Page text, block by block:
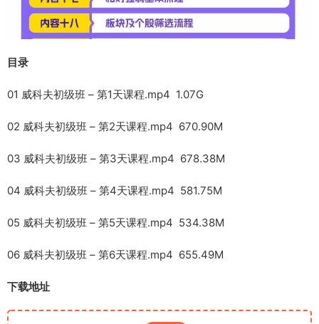
目录
01 威科夫初级班 – 第1天课程.mp4 1.07G
02 威科夫初级班 – 第2天课程.mp4 670.90M
03 威科夫初级班 – 第3天课程.mp4 678.38M
04 威科夫初级班 – 第4天课程.mp4 581.75M
05 威科夫初级班 – 第5天课程.mp4 534.38M
06 威科夫初级班 – 第6天课程.mp4 655.49M
下载地址